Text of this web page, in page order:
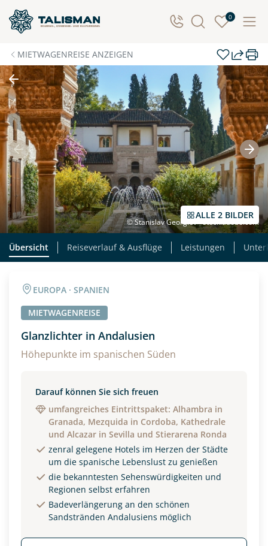
0
MIETWAGENREISE ANZEIGEN
ALLE 2 BILDER
© Stanislav Georgiev - stock.adobe.com
Übersicht Reiseverlauf & Ausflüge Leistungen
EUROPA · SPANIEN
MIETWAGENREISE
Glanzlichter in Andalusien
Höhepunkte im spanischen Süden
Darauf können Sie sich freuen
umfangreiches Eintrittspaket: Alhambra in
Granada, Mezquida in Cordoba, Kathedrale
und Alcazar in Sevilla und Stierarena Ronda
zenral gelegene Hotels im Herzen der Städte
um die spanische Lebenslust zu genießen
die bekanntesten Sehenswürdigkeiten und
Regionen selbst erfahren
Badeverlängerung an den schönen
Sandstränden Andalusiens möglich